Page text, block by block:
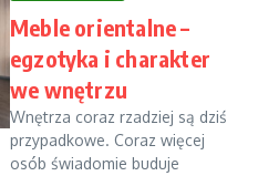
Meble orientalne –
egzotyka i charakter
we wnętrzu
Wnętrza coraz rzadziej są dziś
przypadkowe. Coraz więcej
osób świadomie buduje